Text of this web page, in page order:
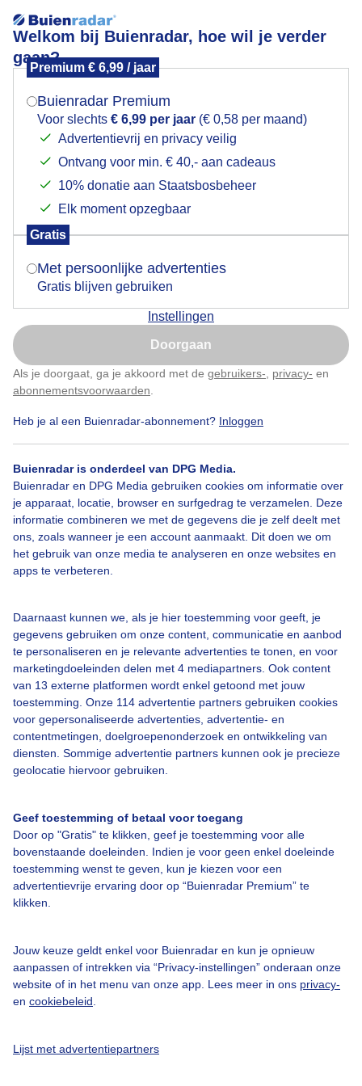
Welkom bij Buienradar, hoe wil je verder
gaan?
Premium € 6,99 / jaar
Buienradar Premium
Voor slechts € 6,99 per jaar (€ 0,58 per maand)
Advertentievrij en privacy veilig
Ontvang voor min. € 40,- aan cadeaus
10% donatie aan Staatsbosbeheer
Elk moment opzegbaar
Gratis
Met persoonlijke advertenties
Gratis blijven gebruiken
Instellingen
Doorgaan
Als je doorgaat, ga je akkoord met de gebruikers- privacy- en
abonnementsvoorwaarden
Heb je al een Buienradar-abonnement? Inloggen
Buienradar is onderdeel van DPG Media.
Buienradar en DPG Media gebruiken cookies om informatie over
je apparaat, locatie, browser en surfgedrag te verzamelen. Deze
informatie combineren we met de gegevens die je zelf deelt met
ons, zoals wanneer je een account aanmaakt. Dit doen we om
het gebruik van onze media te analyseren en onze websites en
apps te verbeteren.
Daarnaast kunnen we, als je hier toestemming voor geeft, je
gegevens gebruiken om onze content, communicatie en aanbod
te personaliseren en je relevante advertenties te tonen, en voor
marketingdoeleinden delen met 4 mediapartners. Ook content
van 13 externe platformen wordt enkel getoond met jouw
toestemming. Onze 114 advertentie partners gebruiken cookies
voor gepersonaliseerde advertenties, advertentie- en
contentmetingen, doelgroepenonderzoek en ontwikkeling van
diensten. Sommige advertentie partners kunnen ook je precieze
geolocatie hiervoor gebruiken.
Geef toestemming of betaal voor toegang
Door op "Gratis" te klikken, geef je toestemming voor alle
bovenstaande doeleinden. Indien je voor geen enkel doeleinde
toestemming wenst te geven, kun je kiezen voor een
advertentievrije ervaring door op “Buienradar Premium” te
klikken.
Jouw keuze geldt enkel voor Buienradar en kun je opnieuw
aanpassen of intrekken via “Privacy-instellingen” onderaan onze
website of in het menu van onze app. Lees meer in ons privacy-
en cookiebeleid
Lijst met advertentiepartners
Mistig
Mistig Lijnenspel Herfst Koud
Mistig Lijnenspel Herfst
Bekijk slideshow
Een moment geduld aub...
Bedrijfsgegevens
Veelgestelde vragen
Contact
Adverteren
Buienradar Team
Cookie beleid
Mogen we je locatie gebruiken voor het
Indien je hier nog geen akkoord op hebt gegeven,
verschijnt er zo een pop-up uit je browser waarin
Is goed, toon de popup
Nu niet, misschien later
Klik hierom dit aan te passen